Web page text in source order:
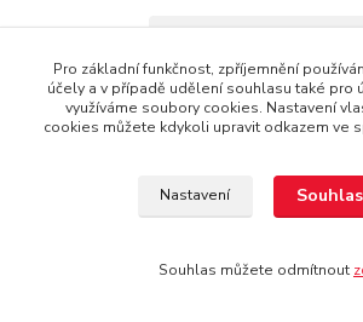
strana z 2další
Pro základní funkčnost, zpříjemnění
účely a v případě udělení souhlasu také pro
využíváme soubory cookies. Nastavení
cookies můžete kdykoli upravit odkazem ve
Nastavení
Souhlas můžete odmítnout